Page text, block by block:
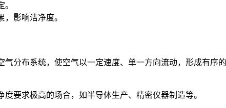
影响洁净度。
气分布系统，使空气以一定速度、单一方向流动，形成有序
度要求极高的场合，如半导体生产、精密仪器制造等。